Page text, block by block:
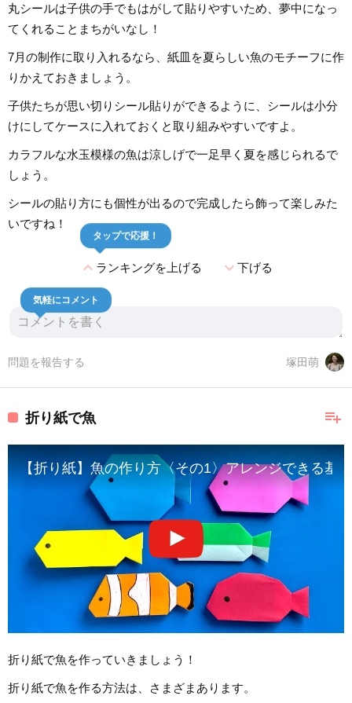
丸シールは子供の手でもはがして貼りやすいため、夢中になっ
てくれることまちがいなし！
7月の制作に取り入れるなら、紙皿を夏らしい魚のモチーフに作
りかえておきましょう。
子供たちが思い切りシール貼りができるように、シールは小分
けにしてケースに入れておくと取り組みやすいですよ。
カラフルな水玉模様の魚は涼しげで一足早く夏を感じられるで
しょう。
シールの貼り方にも個性が出るので完成したら飾って楽しみた
いですね！
expand_lessランキングを上げる
タップで応援！
expand_more下げる
気軽にコメント
塚田萌
問題を報告する
playlist_add
折り紙で魚
【折り紙】魚の作り方〈その1〉アレンジできる基
折り紙で魚を作っていきましょう！
折り紙で魚を作る方法は、さまざまあります。